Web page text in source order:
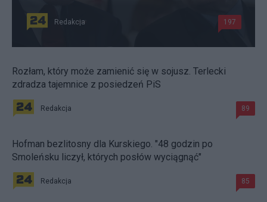
Redakcja 197
Rozłam, który może zamienić się w sojusz. Terlecki
zdradza tajemnice z posiedzeń PiS
Redakcja 89
Hofman bezlitosny dla Kurskiego. "48 godzin po
Smoleńsku liczył, których posłów wyciągnąć"
Redakcja 85